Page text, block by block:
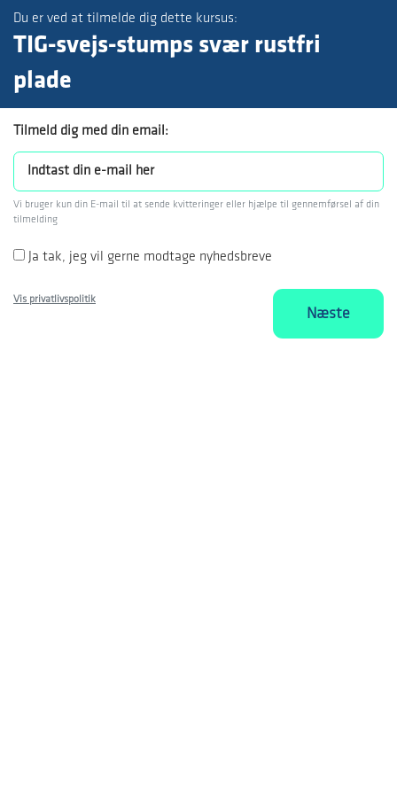
Du er ved at tilmelde dig dette kursus:
TIG-svejs-stumps svær rustfri
plade
Tilmeld dig med din email:
Vi bruger kun din E-mail til at sende kvitteringer eller hjælpe til gennemførsel af din
tilmelding
Ja tak, jeg vil gerne modtage nyhedsbreve
Vis privatlivspolitik